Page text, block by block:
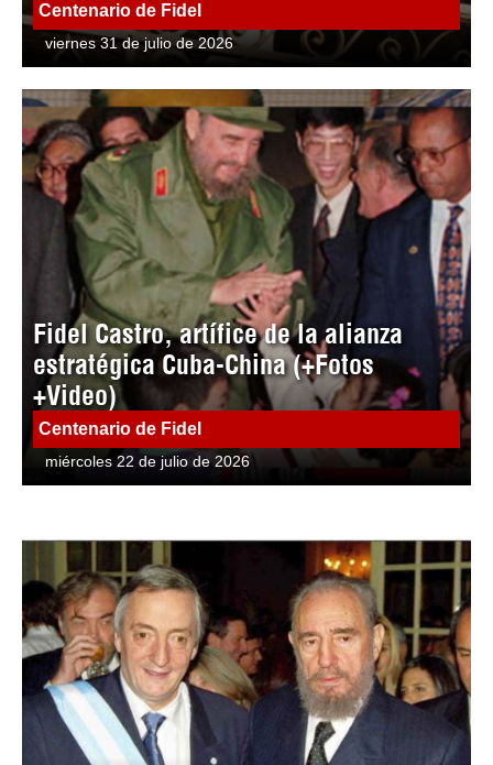
Centenario de Fidel
viernes 31 de julio de 2026
Fidel Castro, artífice de la alianza
estratégica Cuba-China (+Fotos
+Video)
Centenario de Fidel
miércoles 22 de julio de 2026